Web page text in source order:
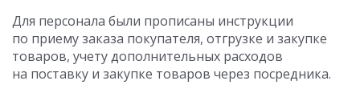
Для персонала были прописаны инструкции
по приему заказа покупателя, отгрузке и закупке
товаров, учету дополнительных расходов
на поставку и закупке товаров через посредника.